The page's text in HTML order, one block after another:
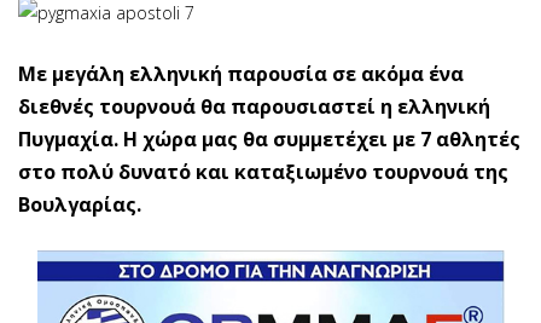
Με μεγάλη ελληνική παρουσία σε ακόμα ένα
διεθνές τουρνουά θα παρουσιαστεί η ελληνική
Πυγμαχία. Η χώρα μας θα συμμετέχει με 7 αθλητές
στο πολύ δυνατό και καταξιωμένο τουρνουά της
Βουλγαρίας.